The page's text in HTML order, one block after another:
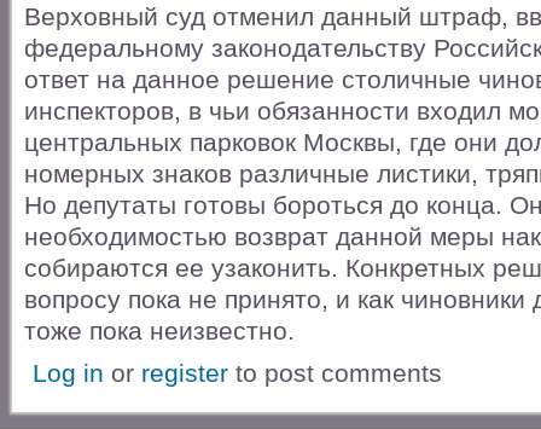
Верховный суд отменил данный штраф,
федеральному законодательству
ответ на данное решение столичные
инспекторов, в чьи обязанности входил
центральных парковок Москвы, где они
номерных знаков различные листики,
Но депутаты готовы бороться до конца.
необходимостью возврат данной меры
собираются ее узаконить. Конкретных
вопросу пока не принято, и как чиновники
тоже пока неизвестно.
Log in or registerto post comments